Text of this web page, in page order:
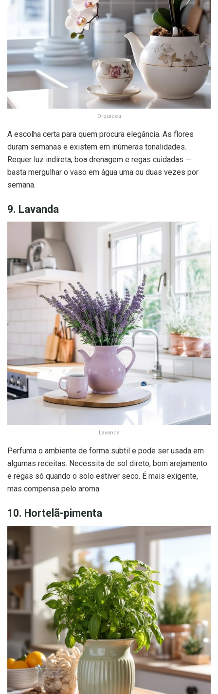
Orquídea
A escolha certa para quem procura elegância. As flores
duram semanas e existem em inúmeras tonalidades.
Requer luz indireta, boa drenagem e regas cuidadas —
basta mergulhar o vaso em água uma ou duas vezes por
semana.
9. Lavanda
Lavanda
Perfuma o ambiente de forma subtil e pode ser usada em
algumas receitas. Necessita de sol direto, bom arejamento
e regas só quando o solo estiver seco. É mais exigente,
mas compensa pelo aroma.
10. Hortelã-pimenta